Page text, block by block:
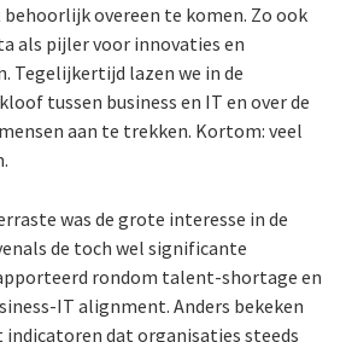
overeen te komen. Zo ook
als pijler voor innovaties en
Tegelijkertijd lazen we in de
tussen business en IT en over de
aan te trekken. Kortom: veel
was de grote interesse in de
de toch wel significante
rondom talent-shortage en
IT alignment. Anders bekeken
dat organisaties steeds